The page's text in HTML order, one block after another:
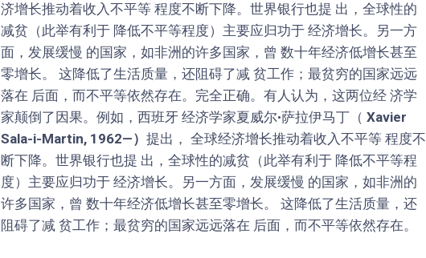
济增长推动着收入不平等 程度不断下降。世界银行也提 出，全球性的
减贫（此举有利于 降低不平等程度）主要应归功于 经济增长。另一方
面，发展缓慢 的国家，如非洲的许多国家，曾 数十年经济低增长甚至
零增长。 这降低了生活质量，还阻碍了减 贫工作；最贫穷的国家远远
落在 后面，而不平等依然存在。完全正确。有人认为，这两位经 济学
家颠倒了因果。例如，西班牙 经济学家夏威尔•萨拉伊马丁（ Xa­vier
Sala-i-Martin, 1962—） 提出， 全球经济增长推动着收入不平等 程度不
断下降。世界银行也提 出，全球性的减贫（此举有利于 降低不平等程
度）主要应归功于 经济增长。另一方面，发展缓慢 的国家，如非洲的
许多国家，曾 数十年经济低增长甚至零增长。 这降低了生活质量，还
阻碍了减 贫工作；最贫穷的国家远远落在 后面，而不平等依然存在。